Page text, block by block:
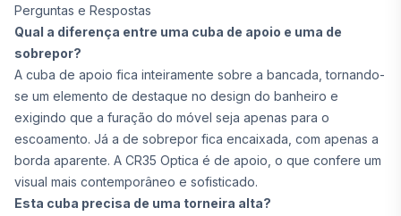
Perguntas e Respostas
Qual a diferença entre uma cuba de apoio e uma de
sobrepor?
A cuba de apoio fica inteiramente sobre a bancada, tornando-
se um elemento de destaque no design do banheiro e
exigindo que a furação do móvel seja apenas para o
escoamento. Já a de sobrepor fica encaixada, com apenas a
borda aparente. A CR35 Optica é de apoio, o que confere um
visual mais contemporâneo e sofisticado.
Esta cuba precisa de uma torneira alta?